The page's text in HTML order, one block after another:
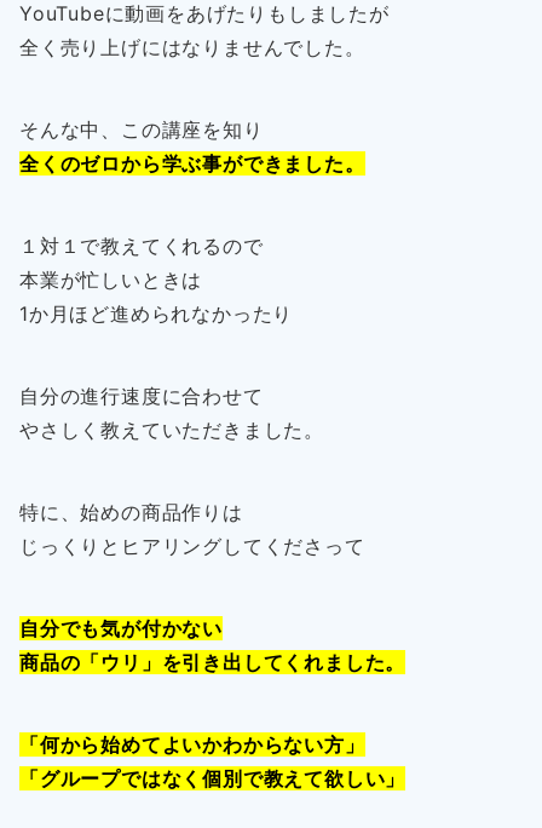
YouTubeに動画をあげたりもしましたが
全く売り上げにはなりませんでした。
そんな中、この講座を知り
全くのゼロから学ぶ事ができました。
１対１で教えてくれるので
本業が忙しいときは
1か月ほど進められなかったり
自分の進行速度に合わせて
やさしく教えていただきました。
特に、始めの商品作りは
じっくりとヒアリングしてくださって
自分でも気が付かない
商品の「ウリ」を引き出してくれました。
「何から始めてよいかわからない方」
「グループではなく個別で教えて欲しい」